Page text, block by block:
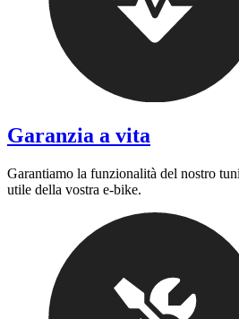
Garanzia a vita
Garantiamo la funzionalità del nostro
utile della vostra e-bike.